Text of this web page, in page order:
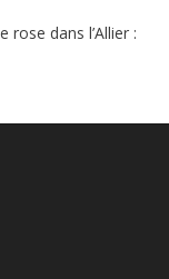
dans l’Allier :